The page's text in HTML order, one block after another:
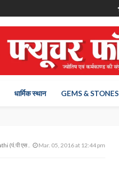
धार्मिक स्थान GEMS & STONES
त्रिपाठी) से Mar. 05, 2016 at 12:44 pm